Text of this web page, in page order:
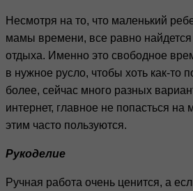
Несмотря на то, что маленький
мамы времени, все равно найдется
отдыха. Именно это свободное
в нужное русло, чтобы хоть как-то
более, сейчас много разных
интернет, главное не попасться
этим часто пользуются.
Рукоделие
Ручная работа очень ценится, а